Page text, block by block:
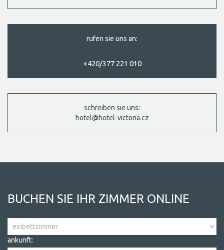
rufen sie uns an:
+420/377 221 010
schreiben sie uns:
hotel@hotel-victoria.cz
BUCHEN SIE IHR ZIMMER ONLINE
ankunft: